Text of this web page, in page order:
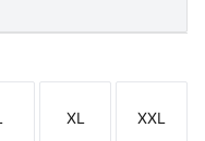
Größe
XL
Größe
XXL